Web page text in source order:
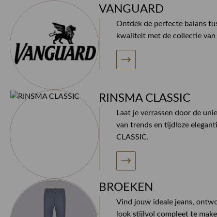
VANGUARD
Ontdek de perfecte balans
kwaliteit met de collectie van
RINSMA CLASSIC
Laat je verrassen door de
van trends en tijdloze
CLASSIC.
BROEKEN
Vind jouw ideale jeans,
look stijlvol compleet te